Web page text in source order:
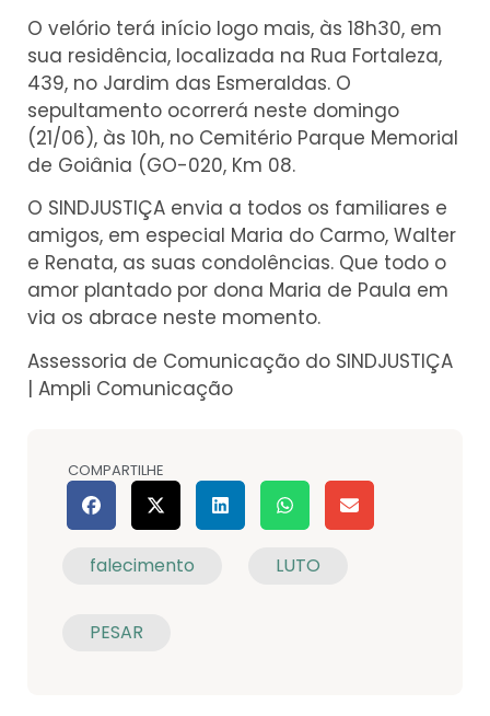
O velório terá início logo mais, às 18h30, em
sua residência, localizada na Rua Fortaleza,
439, no Jardim das Esmeraldas. O
sepultamento ocorrerá neste domingo
(21/06), às 10h, no Cemitério Parque Memorial
de Goiânia (GO-020, Km 08.
O SINDJUSTIÇA envia a todos os familiares e
amigos, em especial Maria do Carmo, Walter
e Renata, as suas condolências. Que todo o
amor plantado por dona Maria de Paula em
via os abrace neste momento.
Assessoria de Comunicação do SINDJUSTIÇA
| Ampli Comunicação
COMPARTILHE
falecimento LUTO
PESAR